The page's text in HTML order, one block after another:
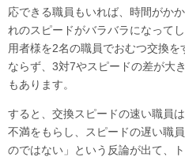
応できる職員もいれば、時間がか
れのスピードがバラバラになって
用者様を2名の職員でおむつ交換
ならず、3対7やスピードの差が大
もあります。
すると、交換スピードの速い職員
不満をもらし、スピードの遅い職
のではない」という反論が出て、